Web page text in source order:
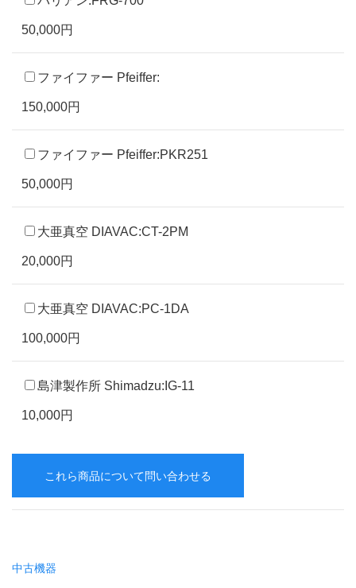
50,000円
ファイファー Pfeiffer:
150,000円
ファイファー Pfeiffer:PKR251
50,000円
大亜真空 DIAVAC:CT-2PM
20,000円
大亜真空 DIAVAC:PC-1DA
100,000円
島津製作所 Shimadzu:IG-11
10,000円
これら商品について問い合わせる
中古機器